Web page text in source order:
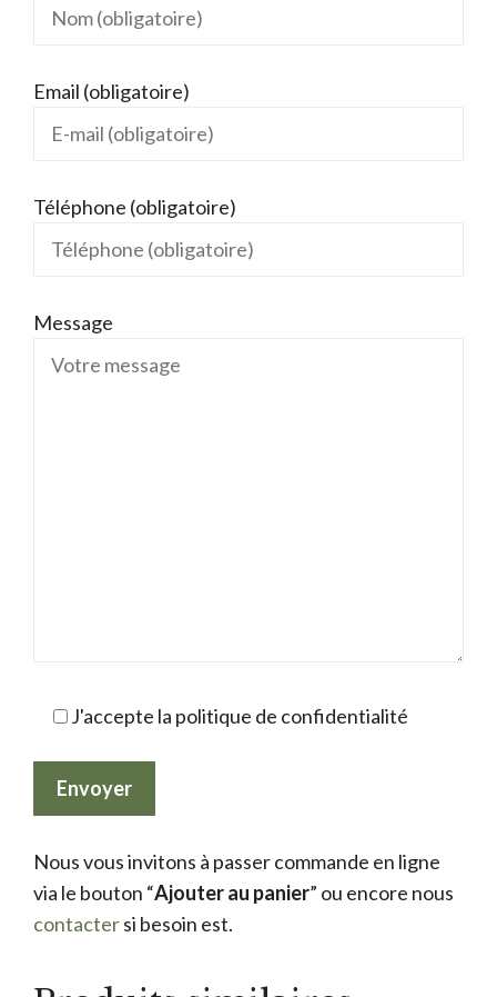
Email (obligatoire)
Téléphone (obligatoire)
Message
J'accepte la politique de confidentialité
Nous vous invitons à passer commande en ligne
via le bouton “Ajouter au panier” ou encore nous
contactersi besoin est.